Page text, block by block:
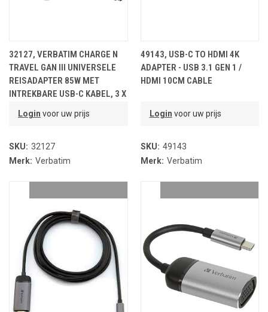
32127, VERBATIM CHARGE N
TRAVEL GAN III UNIVERSELE
REISADAPTER 85W MET
INTREKBARE USB-C KABEL, 3 X
Login voor uw prijs
SKU: 32127
Merk: Verbatim
49143, USB-C TO HDMI 4K
ADAPTER - USB 3.1 GEN 1 /
HDMI 10CM CABLE
Login voor uw prijs
SKU: 49143
Merk: Verbatim